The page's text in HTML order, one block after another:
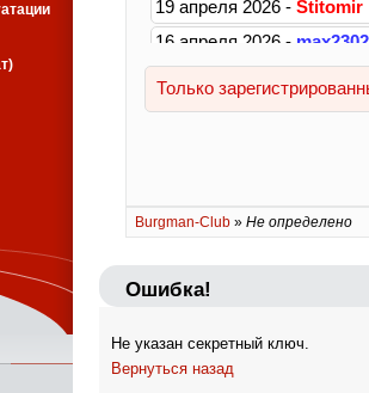
Burgman-Club » Не определено
Ошибка!
Не указан секретный ключ.
Вернуться назад